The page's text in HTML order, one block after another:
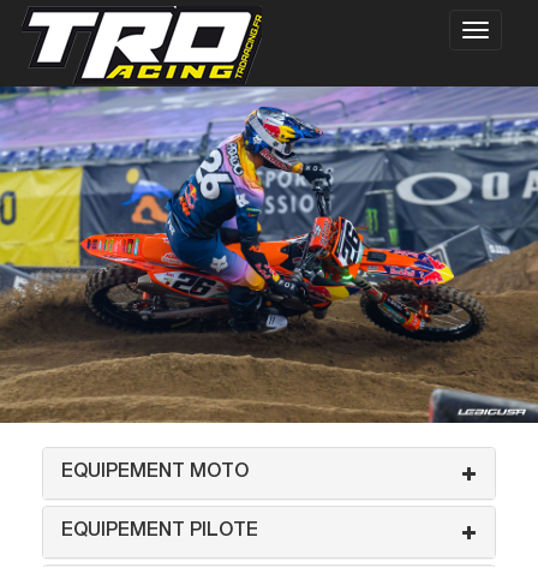
EQUIPEMENT MOTO
EQUIPEMENT PILOTE